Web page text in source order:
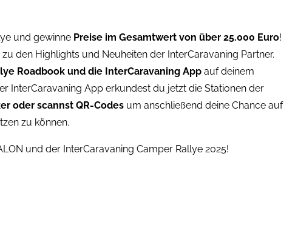
und gewinne Preise im Gesamtwert von über 25.000 Euro!
den Highlights und Neuheiten der InterCaravaning Partner.
Roadbook und die InterCaravaning Appauf deinem
InterCaravaning App erkundest du jetzt die Stationen der
oder scannst QR-Codesum anschließend deine Chance auf
zu können.
und der InterCaravaning Camper Rallye 2025!